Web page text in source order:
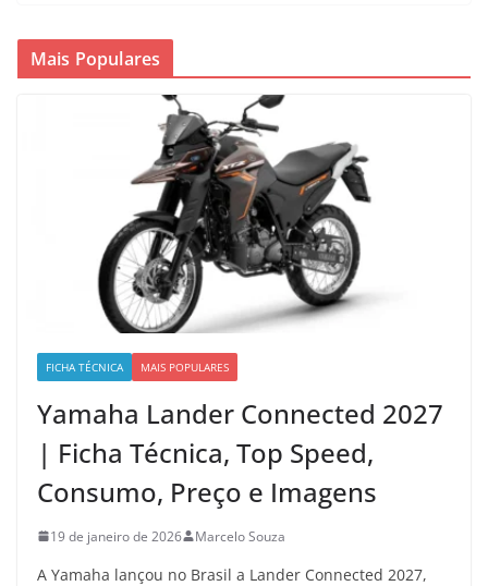
Mais Populares
FICHA TÉCNICA MAIS POPULARES
Yamaha Lander Connected 2027
| Ficha Técnica, Top Speed,
Consumo, Preço e Imagens
19 de janeiro de 2026 Marcelo Souza
A Yamaha lançou no Brasil a Lander Connected 2027,